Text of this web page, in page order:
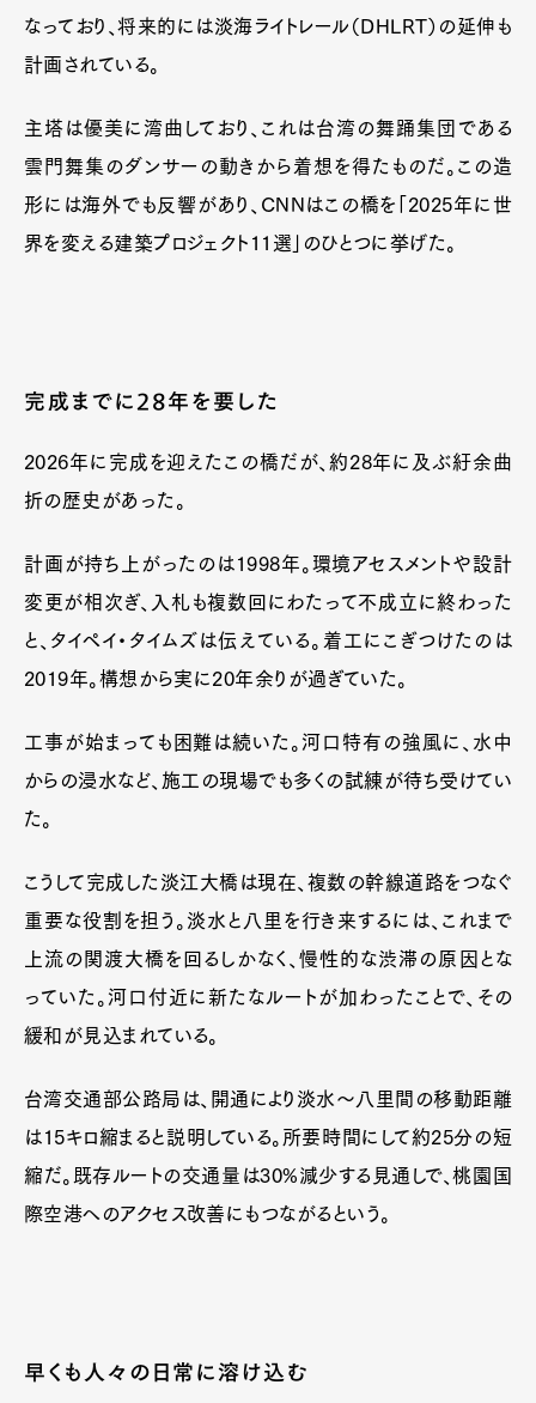
なっており、将来的には淡海ライトレール（DHLRT）の延伸も
計画されている。
主塔は優美に湾曲しており、これは台湾の舞踊集団である
雲門舞集のダンサーの動きから着想を得たものだ。この造
形には海外でも反響があり、CNNはこの橋を「2025年に世
界を変える建築プロジェクト11選」のひとつに挙げた。
完成までに28年を要した
2026年に完成を迎えたこの橋だが、約28年に及ぶ紆余曲
折の歴史があった。
計画が持ち上がったのは1998年。環境アセスメントや設計
変更が相次ぎ、入札も複数回にわたって不成立に終わった
と、タイペイ・タイムズは伝えている。着工にこぎつけたのは
2019年。構想から実に20年余りが過ぎていた。
工事が始まっても困難は続いた。河口特有の強風に、水中
からの浸水など、施工の現場でも多くの試練が待ち受けてい
た。
こうして完成した淡江大橋は現在、複数の幹線道路をつなぐ
重要な役割を担う。淡水と八里を行き来するには、これまで
上流の関渡大橋を回るしかなく、慢性的な渋滞の原因とな
っていた。河口付近に新たなルートが加わったことで、その
緩和が見込まれている。
台湾交通部公路局は、開通により淡水〜八里間の移動距離
は15キロ縮まると説明している。所要時間にして約25分の短
縮だ。既存ルートの交通量は30%減少する見通しで、桃園国
際空港へのアクセス改善にもつながるという。
早くも人々の日常に溶け込む